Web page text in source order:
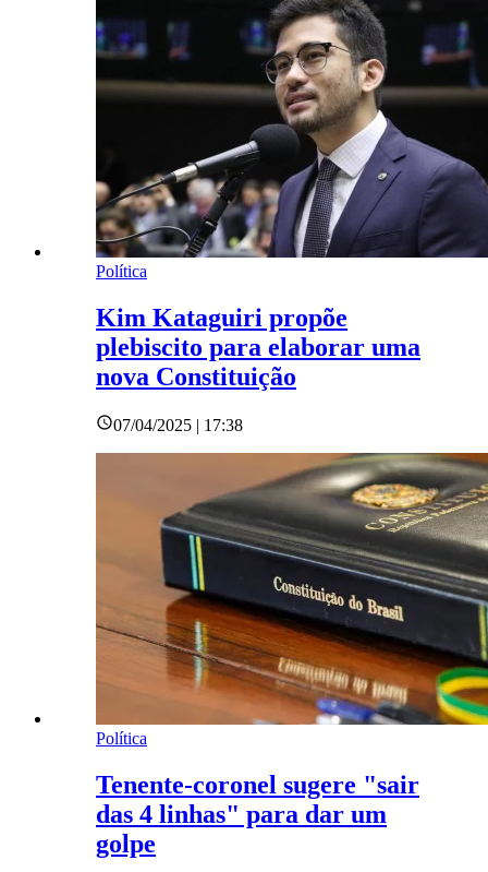
Política
Kim Kataguiri propõe
plebiscito para elaborar uma
nova Constituição
07/04/2025 | 17:38
Política
Tenente-coronel sugere "sair
das 4 linhas" para dar um
golpe